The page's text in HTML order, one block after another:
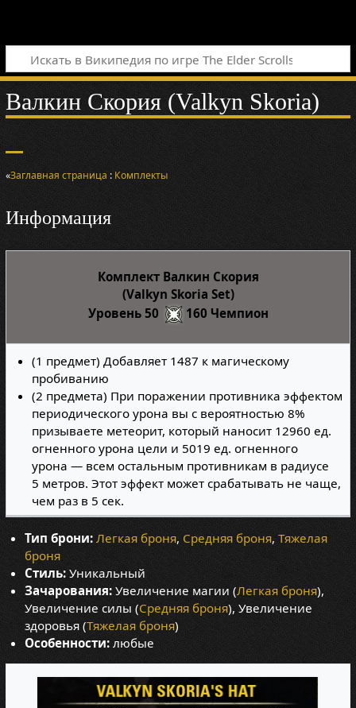
Валкин Скория (Valkyn Skoria)
«Заглавная страница : Комплекты
Информация
Комплект Валкин Скория
(Valkyn Skoria Set)
Уровень 50
160 Чемпион
(1 предмет) Добавляет 1487 к магическому
пробиванию
(2 предмета) При поражении противника эффектом
периодического урона вы с вероятностью 8%
призываете метеорит, который наносит 12960 ед.
огненного урона цели и 5019 ед. огненного
урона — всем остальным противникам в радиусе
5 метров. Этот эффект может срабатывать не чаще,
чем раз в 5 сек.
Тип брони: Легкая броня, Средняя броня,Тяжелая
броня
Стиль: Уникальный
Зачарования: Увеличение магии (Легкая броня),
Увеличение силы (Средняя броня), Увеличение
здоровья (Тяжелая броня)
Особенности: любые